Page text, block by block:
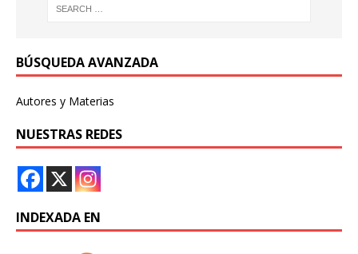
BÚSQUEDA AVANZADA
Autores y Materias
NUESTRAS REDES
INDEXADA EN